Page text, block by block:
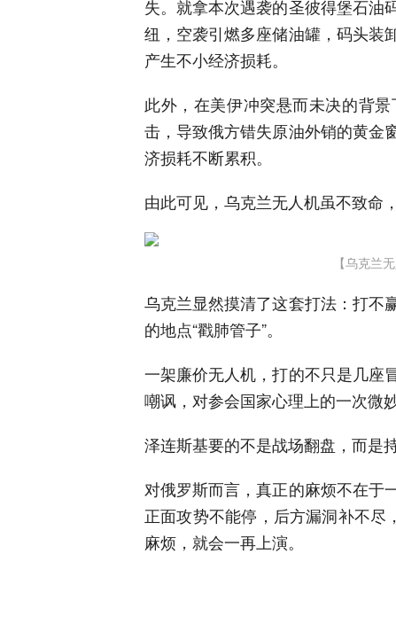
失。就拿本次遇袭的圣彼得堡石油
纽，空袭引燃多座储油罐，码头装
产生不小经济损耗。
此外，在美伊冲突悬而未决的背
击，导致俄方错失原油外销的黄金
济损耗不断累积。
由此可见，乌克兰无人机虽不致命，
【乌克兰
乌克兰显然摸清了这套打法：打不
的地点“戳肺管子”。
一架廉价无人机，打的不只是几座
嘲讽，对参会国家心理上的一次微妙
泽连斯基要的不是战场翻盘，而是
对俄罗斯而言，真正的麻烦不在于
正面攻势不能停，后方漏洞补不尽
麻烦，就会一再上演。